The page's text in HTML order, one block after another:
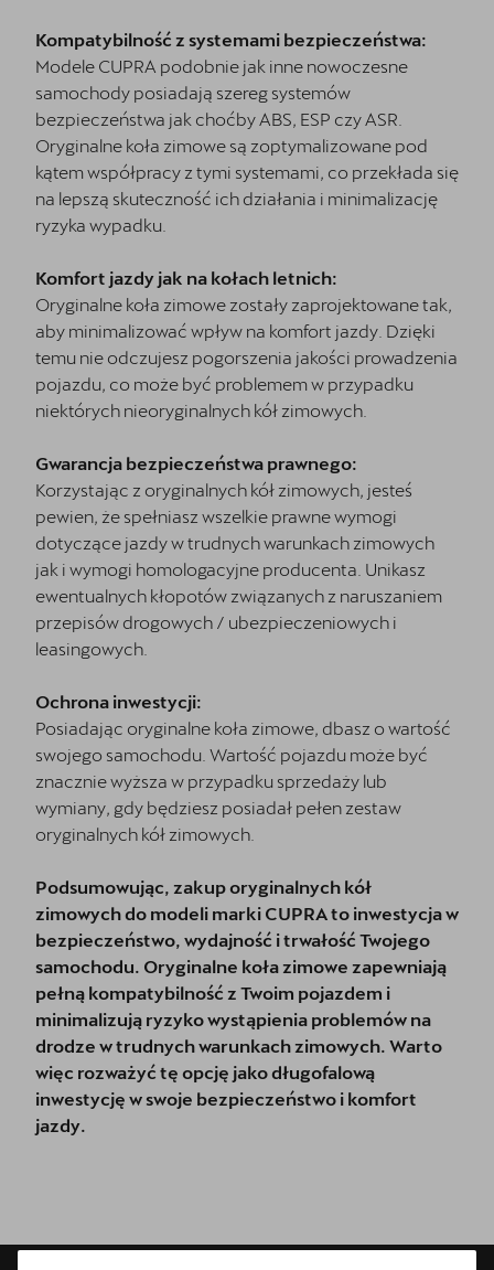
Kompatybilność z systemami bezpieczeństwa:
Modele CUPRA podobnie jak inne nowoczesne
samochody posiadają szereg systemów
bezpieczeństwa jak choćby ABS, ESP czy ASR.
Oryginalne koła zimowe są zoptymalizowane pod
kątem współpracy z tymi systemami, co przekłada się
na lepszą skuteczność ich działania i minimalizację
ryzyka wypadku.
Komfort jazdy jak na kołach letnich:
Oryginalne koła zimowe zostały zaprojektowane tak,
aby minimalizować wpływ na komfort jazdy. Dzięki
temu nie odczujesz pogorszenia jakości prowadzenia
pojazdu, co może być problemem w przypadku
niektórych nieoryginalnych kół zimowych.
Gwarancja bezpieczeństwa prawnego:
Korzystając z oryginalnych kół zimowych, jesteś
pewien, że spełniasz wszelkie prawne wymogi
dotyczące jazdy w trudnych warunkach zimowych
jak i wymogi homologacyjne producenta. Unikasz
ewentualnych kłopotów związanych z naruszaniem
przepisów drogowych / ubezpieczeniowych i
leasingowych.
Ochrona inwestycji:
Posiadając oryginalne koła zimowe, dbasz o wartość
swojego samochodu. Wartość pojazdu może być
znacznie wyższa w przypadku sprzedaży lub
wymiany, gdy będziesz posiadał pełen zestaw
oryginalnych kół zimowych.
Podsumowując, zakup oryginalnych kół
zimowych do modeli marki CUPRA to inwestycja w
bezpieczeństwo, wydajność i trwałość Twojego
samochodu. Oryginalne koła zimowe zapewniają
pełną kompatybilność z Twoim pojazdem i
minimalizują ryzyko wystąpienia problemów na
drodze w trudnych warunkach zimowych. Warto
więc rozważyć tę opcję jako długofalową
inwestycję w swoje bezpieczeństwo i komfort
jazdy.